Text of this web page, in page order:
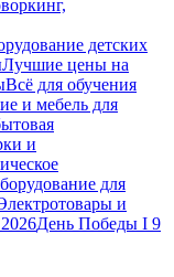
детских
Лучшие цены на
Всё для обучения
и мебель для
и
для
и
День Победы I 9